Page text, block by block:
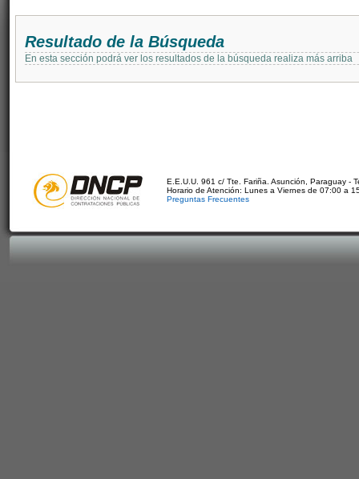
Resultado de la Búsqueda
En esta sección podrá ver los resultados de la búsqueda realiza más arriba
E.E.U.U. 961 c/ Tte. Fariña. Asunción, Paraguay -
Horario de Atención: Lunes a Viernes de 07:00 a
Preguntas Frecuentes